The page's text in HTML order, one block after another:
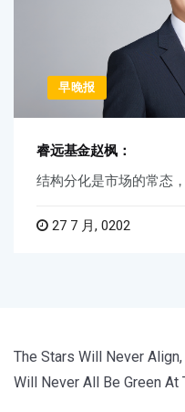
早晚报
睿远基金赵枫：
结构分化是市场的常态，
27 7 月, 0202
The Stars Will Never
Will Never All Be Green At